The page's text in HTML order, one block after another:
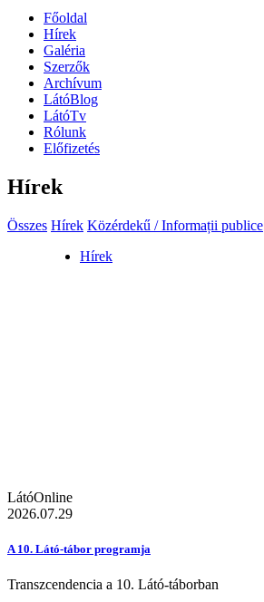
Főoldal
Hírek
Galéria
Szerzők
Archívum
LátóBlog
LátóTv
Rólunk
Előfizetés
Hírek
Összes Hírek Közérdekű / Informații publice
Hírek
LátóOnline
2026.07.29
A 10. Látó-tábor programja
Transzcendencia a 10. Látó-táborban